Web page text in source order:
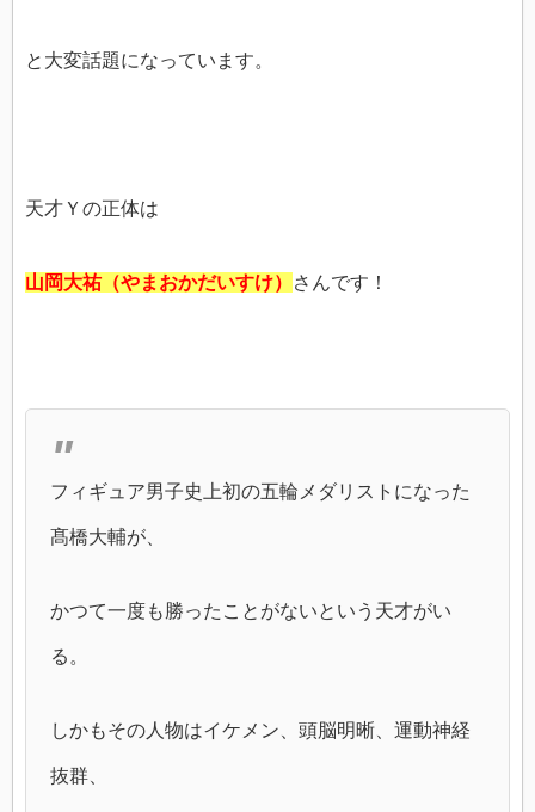
と大変話題になっています。
天才Ｙの正体は
山岡大祐（やまおかだいすけ） さんです！
フィギュア男子史上初の五輪メダリストになった
髙橋大輔が、
かつて一度も勝ったことがないという天才がい
る。
しかもその人物はイケメン、頭脳明晰、運動神経
抜群、